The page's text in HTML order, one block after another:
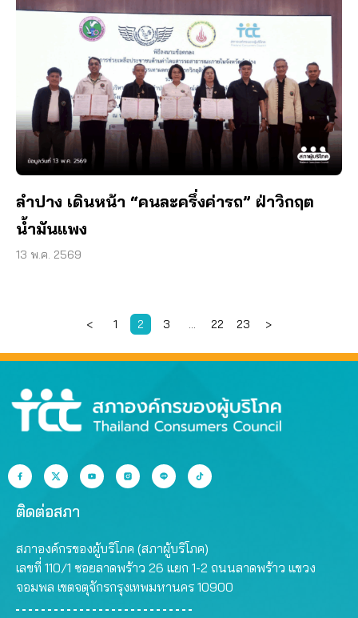
ลำปาง เดินหน้า “คนละครึ่งค่ารถ” ฝ่าวิกฤต
น้ำมันแพง
13 พ.ค. 2569
< 1 2 3 … 22 23 >
ติดต่อสภา
สภาองค์กรของผู้บริโภค (สภาผู้บริโภค)
เลขที่ 110/1 ซอยลาดพร้าว 26 แยก 1-2 ถนนลาดพร้าว แขวง
จอมพล เขตจตุจักรกรุงเทพมหานคร 10900